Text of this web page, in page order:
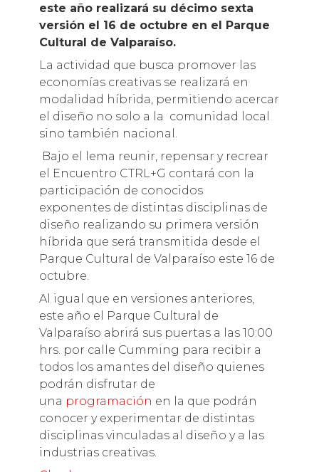
este año realizará su décimo sexta
versión el 16 de octubre en el Parque
Cultural de Valparaíso.
La actividad que busca promover las
economías creativas se realizará en
modalidad híbrida, permitiendo acercar
el diseño no solo a la comunidad local
sino también nacional.
Bajo el lema reunir, repensar y recrear
el Encuentro CTRL+G contará con la
participación de conocidos
exponentes de distintas disciplinas de
diseño realizando su primera versión
híbrida que será transmitida desde el
Parque Cultural de Valparaíso este 16 de
octubre.
Al igual que en versiones anteriores,
este año el Parque Cultural de
Valparaíso abrirá sus puertas a las 10:00
hrs. por calle Cumming para recibir a
todos los amantes del diseño quienes
podrán disfrutar de
una programación en la que podrán
conocer y experimentar de distintas
disciplinas vinculadas al diseño y a las
industrias creativas.